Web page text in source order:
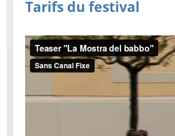
Tarifs du festival